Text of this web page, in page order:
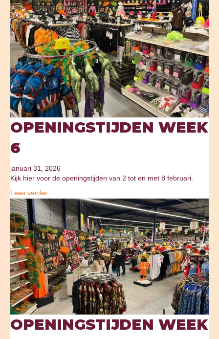
OPENINGSTIJDEN WEEK
6
januari 31, 2026
Kijk hier voor de openingstijden van 2 tot en met 8 februari.
Lees verder...
OPENINGSTIJDEN WEEK